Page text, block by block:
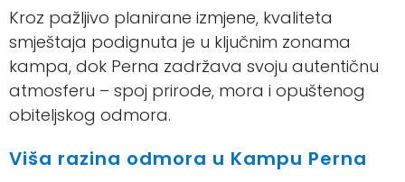
Kroz pažljivo planirane izmjene, kvaliteta
smještaja podignuta je u ključnim zonama
kampa, dok Perna zadržava svoju autentičnu
atmosferu – spoj prirode, mora i opuštenog
obiteljskog odmora.
Viša razina odmora u Kampu Perna